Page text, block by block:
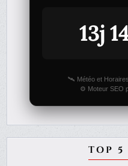
13j
🛰️ Météo et
⚙️ Moteur SEO
TOP 5